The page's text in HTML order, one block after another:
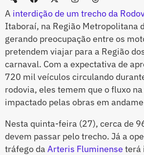
A interdição de um trecho da
Itaboraí, na Região Metropolitana
gerando preocupação entre os
pretendem viajar para a Região
carnaval. Com a expectativa de
720 mil veículos circulando
rodovia, eles temem que o fluxo
impactado pelas obras em
Nesta quinta-feira (27), cerca de
devem passar pelo trecho. Já a
tráfego da Arteris Fluminense terá